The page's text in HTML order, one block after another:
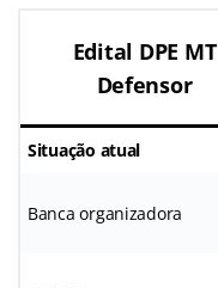
Edital DPE MT
Defensor
Situação atual
Banca organizadora